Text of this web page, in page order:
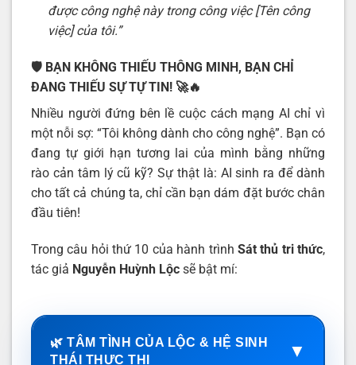
được công nghệ này trong công việc [Tên công
việc] của tôi.”
🛡️ BẠN KHÔNG THIẾU THÔNG MINH, BẠN CHỈ
ĐANG THIẾU SỰ TỰ TIN! 🚀🔥
Nhiều người đứng bên lề cuộc cách mạng AI chỉ vì
một nỗi sợ: “Tôi không dành cho công nghệ”. Bạn có
đang tự giới hạn tương lai của mình bằng những
rào cản tâm lý cũ kỹ? Sự thật là: AI sinh ra để dành
cho tất cả chúng ta, chỉ cần bạn dám đặt bước chân
đầu tiên!
Trong câu hỏi thứ 10 của hành trình Sát thủ tri thức,
tác giả Nguyễn Huỳnh Lộc sẽ bật mí:
🌿 TÂM TÌNH CỦA LỘC & HỆ SINH
THÁI THỰC THI
▼